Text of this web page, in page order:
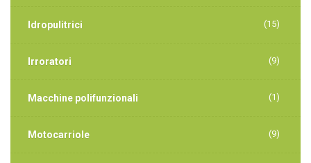
Idropulitrici (15)
Irroratori (9)
Macchine polifunzionali (1)
Motocarriole (9)